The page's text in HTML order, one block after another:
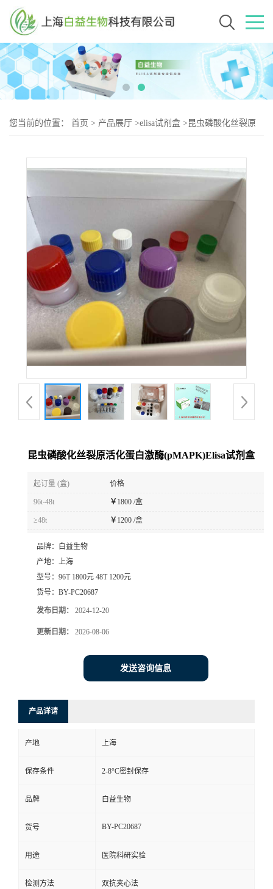
您当前的位置： 首页 > 产品展厅 >elisa试剂盒 > 昆虫磷酸化丝裂原
昆虫磷酸化丝裂原活化蛋白激酶(pMAPK)Elisa试剂盒
起订量 (盒) 价格
96t-48t ￥ 1800 /盒
≥48t ￥ 1200 /盒
品牌：
白益生物
产地： 上海
型号： 96T 1800元 48T 1200元
货号： BY-PC20687
发布日期： 2024-12-20
更新日期： 2026-08-06
发送咨询信息
产品详请
产地 上海
保存条件 2-8°C密封保存
品牌 白益生物
货号 BY-PC20687
用途 医院科研实验
检测方法 双抗夹心法